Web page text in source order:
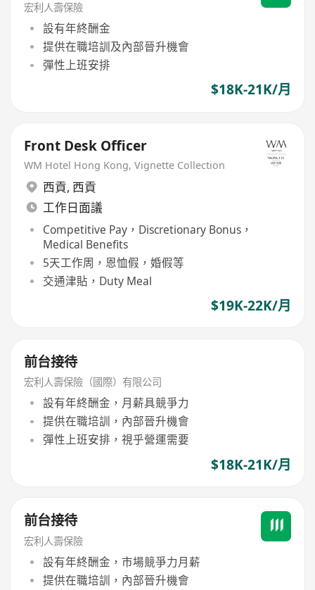
宏利人壽保險
設有年終酬金
提供在職培訓及內部晉升機會
彈性上班安排
$18K-21K/月
Front Desk Officer
WM Hotel Hong Kong, Vignette Collection
西貢, 西貢
工作日面議
Competitive Pay，Discretionary Bonus，
Medical Benefits
5天工作周，恩恤假，婚假等
交通津貼，Duty Meal
$19K-22K/月
前台接待
宏利人壽保險（國際）有限公司
設有年終酬金，月薪具競爭力
提供在職培訓，內部晉升機會
彈性上班安排，視乎營運需要
$18K-21K/月
前台接待
宏利人壽保險
設有年終酬金，市場競爭力月薪
提供在職培訓，內部晉升機會